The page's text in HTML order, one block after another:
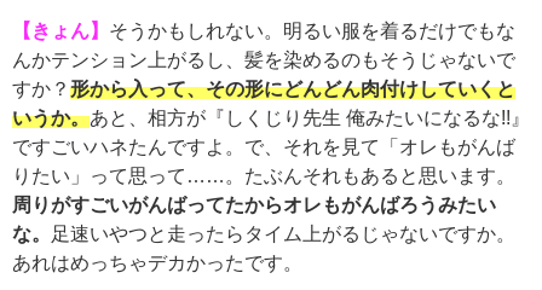
【きょん】 そうかもしれない。明るい服を着るだけでもな
んかテンション上がるし、髪を染めるのもそうじゃないで
すか？ 形から入って、その形にどんどん肉付けしていくと
いうか。あと、相方が『しくじり先生 俺みたいになるな!!』
ですごいハネたんですよ。で、それを見て「オレもがんば
りたい」って思って……。たぶんそれもあると思います。
周りがすごいがんばってたからオレもがんばろうみたい
な。
足速いやつと走ったらタイム上がるじゃないですか。
あれはめっちゃデカかったです。